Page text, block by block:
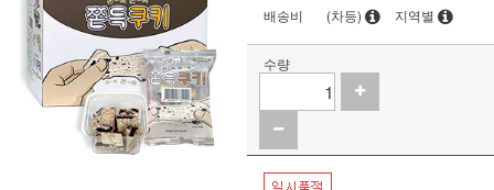
배송비
(차등) 지역별
수량